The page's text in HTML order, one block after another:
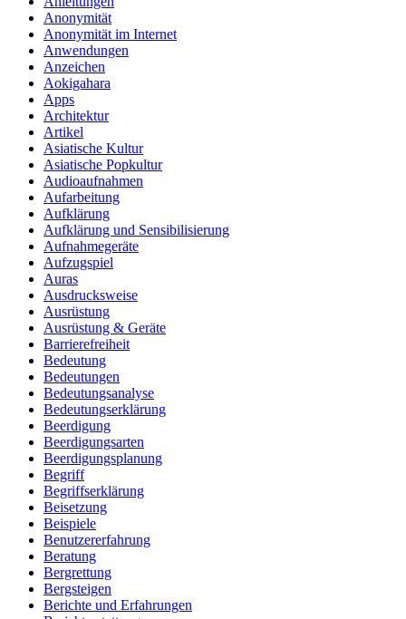
Anonymität
Anonymität im Internet
Anwendungen
Anzeichen
Aokigahara
Apps
Architektur
Artikel
Asiatische Kultur
Asiatische Popkultur
Audioaufnahmen
Aufarbeitung
Aufklärung
Aufklärung und Sensibilisierung
Aufnahmegeräte
Aufzugspiel
Auras
Ausdrucksweise
Ausrüstung
Ausrüstung & Geräte
Barrierefreiheit
Bedeutung
Bedeutungen
Bedeutungsanalyse
Bedeutungserklärung
Beerdigung
Beerdigungsarten
Beerdigungsplanung
Begriff
Begriffserklärung
Beisetzung
Beispiele
Benutzererfahrung
Beratung
Bergrettung
Bergsteigen
Berichte und Erfahrungen